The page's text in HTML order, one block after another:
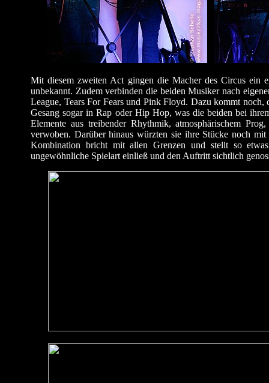
Mit diesem zweiten Act gingen die Macher des Circus ein
unbekannt. Zudem verbinden die beiden Musiker nach
League, Tears For Fears und Pink Floyd. Dazu kommt
Gesang sogar in Rap oder Hip Hop, was die beiden bei
Elemente aus treibender Rhythmik, atmosphärischem
verwoben. Darüber hinaus würzten sie ihre Stücke noch
Kombination bricht mit allen Grenzen und stellt so
ungewöhnliche Spielart einließ und den Auftritt sichtlich